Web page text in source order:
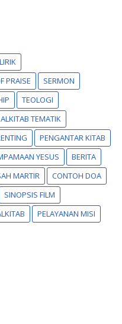
LIRIK
PRAISE
SERMON
TEOLOGI
TEMATIK
PENGANTAR KITAB
YESUS
BERITA
MARTIR
CONTOH DOA
SINOPSIS FILM
PELAYANAN MISI